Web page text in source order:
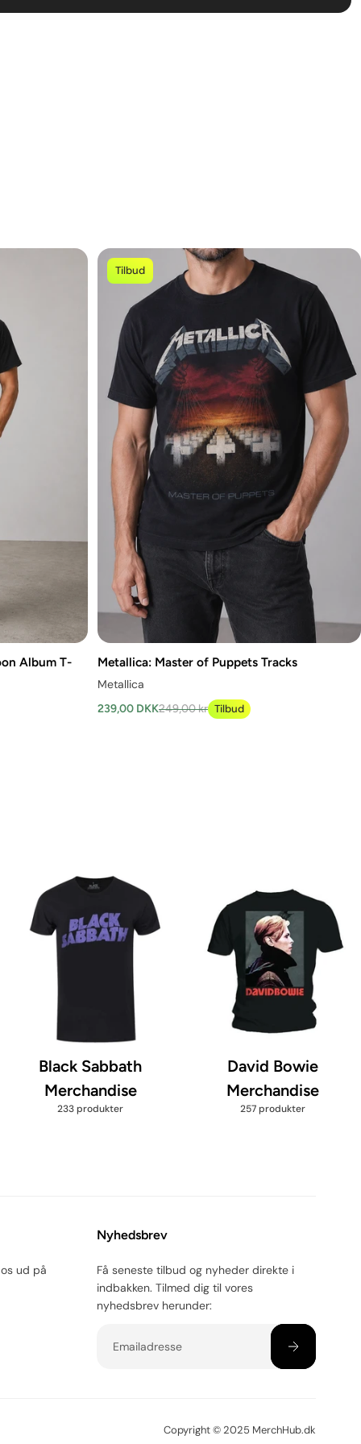
Album T-
Tilbud
Metallica: Master of Puppets Tracks
Metallica
239,00 DKK249,00 kr Tilbud
Black Sabbath
Merchandise
233 produkter
David Bowie
Merchandise
257 produkter
ud på
Nyhedsbrev
Få seneste tilbud og nyheder direkte i
indbakken. Tilmed dig til vores
nyhedsbrev herunder:
Copyright © 2025 MerchHub.dk